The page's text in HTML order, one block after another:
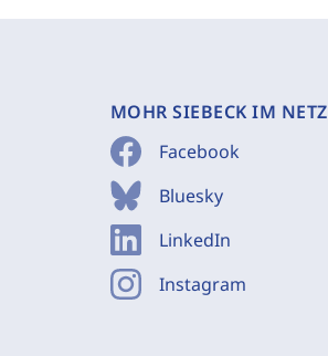
MOHR SIEBECK IM NETZ
Facebook
Bluesky
LinkedIn
Instagram